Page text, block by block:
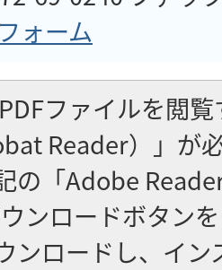
ォーム
PDFファイルを閲
Reader）」が
の「Adobe
ンロードボタン
ンロードし、イ